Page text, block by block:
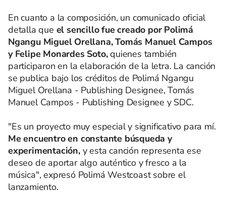
En cuanto a la composición, un comunicado oficial
detalla que el sencillo fue creado por Polimá
Ngangu Miguel Orellana, Tomás Manuel Campos
y Felipe Monardes Soto,quienes también
participaron en la elaboración de la letra. La canción
se publica bajo los créditos de Polimá Ngangu
Miguel Orellana - Publishing Designee, Tomás
Manuel Campos - Publishing Designee y SDC.
"Es un proyecto muy especial y significativo para mí.
Me encuentro en constante búsqueda y
experimentación,y esta canción representa ese
deseo de aportar algo auténtico y fresco a la
música", expresó Polimá Westcoast sobre el
lanzamiento.